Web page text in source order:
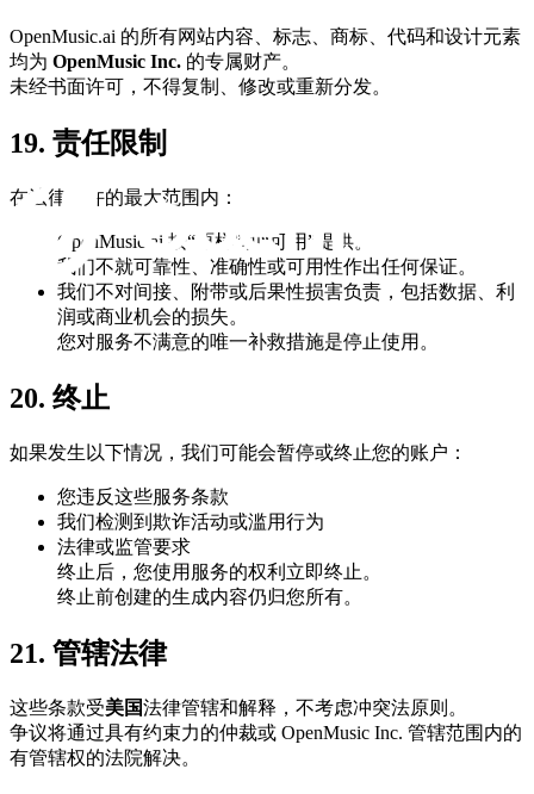
OpenMusic.ai 的所有网站内容、标志、商标、代码和设计元素
均为 OpenMusic Inc. 的专属财产。
未经书面许可，不得复制、修改或重新分发。
19. 责任限制
在法律允许的最大范围内：
OpenMusic.ai 按“原样”和“可用”提供。
我们不就可靠性、准确性或可用性作出任何保证。
我们不对间接、附带或后果性损害负责，包括数据、利
润或商业机会的损失。
您对服务不满意的唯一补救措施是停止使用。
20. 终止
如果发生以下情况，我们可能会暂停或终止您的账户：
您违反这些服务条款
我们检测到欺诈活动或滥用行为
法律或监管要求
终止后，您使用服务的权利立即终止。
终止前创建的生成内容仍归您所有。
21. 管辖法律
这些条款受美国法律管辖和解释，不考虑冲突法原则。
争议将通过具有约束力的仲裁或 OpenMusic Inc. 管辖范围内的
有管辖权的法院解决。